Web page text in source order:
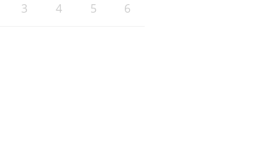
3 4 5 6